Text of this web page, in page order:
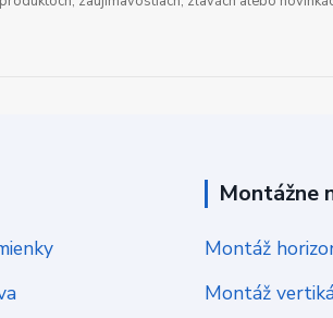
Montážne
Montáž
Montáž